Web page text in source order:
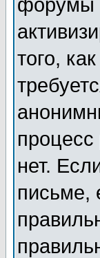
форумы
того,
процесс
нет.
письме,